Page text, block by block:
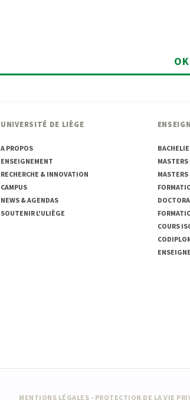
OK
UNIVERSITÉ DE LIÈGE
A PROPOS
ENSEIGNEMENT
RECHERCHE & INNOVATION
CAMPUS
NEWS & AGENDAS
SOUTENIR L'ULIÈGE
MASTERS
COURS
MENTIONS LÉGALES - PROTECTION DE LA VIE